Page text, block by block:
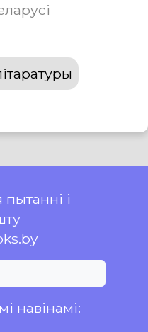
і
навінамі: